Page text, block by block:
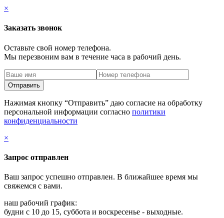
×
Заказать звонок
Оставьте свой номер телефона.
Мы перезвоним вам в течение часа в рабочий день.
Нажимая кнопку “Отправить” даю согласие на обработку
персональной информации согласно политики
конфиденциальности
×
Запрос отправлен
Ваш запрос успешно отправлен. В ближайшее время мы
свяжемся с вами.
наш рабочий график:
будни с 10 до 15, суббота и воскресенье - выходные.